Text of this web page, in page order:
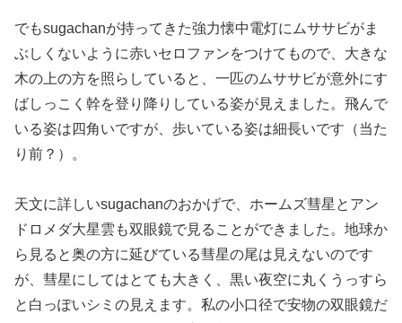
でもsugachanが持ってきた強力懐中電灯にムササビがま
ぶしくないように赤いセロファンをつけてもので、大きな
木の上の方を照らしていると、一匹のムササビが意外にす
ばしっこく幹を登り降りしている姿が見えました。飛んで
いる姿は四角いですが、歩いている姿は細長いです（当た
り前？）。
天文に詳しいsugachanのおかげで、ホームズ彗星とアン
ドロメダ大星雲も双眼鏡で見ることができました。地球か
ら見ると奥の方に延びている彗星の尾は見えないのです
が、彗星にしてはとても大きく、黒い夜空に丸くうっすら
と白っぽいシミの見えます。私の小口径で安物の双眼鏡だ